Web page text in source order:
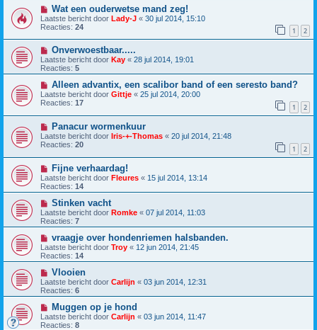
Wat een ouderwetse mand zeg!
Laatste bericht door Lady-J « 30 jul 2014, 15:10
Reacties: 24 1 2
Onverwoestbaar.....
Laatste bericht door Kay « 28 jul 2014, 19:01
Reacties: 5
Alleen advantix, een scalibor band of een seresto band?
Laatste bericht door Gittje « 25 jul 2014, 20:00
Reacties: 17 1 2
Panacur wormenkuur
Laatste bericht door Iris-+-Thomas « 20 jul 2014, 21:48
Reacties: 20 1 2
Fijne verhaardag!
Laatste bericht door Fleures « 15 jul 2014, 13:14
Reacties: 14
Stinken vacht
Laatste bericht door Romke « 07 jul 2014, 11:03
Reacties: 7
vraagje over hondenriemen halsbanden.
Laatste bericht door Troy « 12 jun 2014, 21:45
Reacties: 14
Vlooien
Laatste bericht door Carlijn « 03 jun 2014, 12:31
Reacties: 6
Muggen op je hond
Laatste bericht door Carlijn « 03 jun 2014, 11:47
Reacties: 8